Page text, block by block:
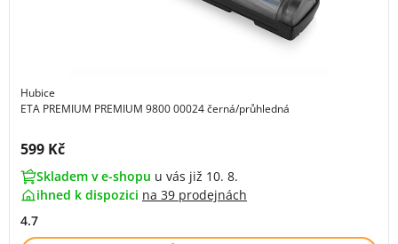
Hubice
ETA PREMIUM PREMIUM 9800 00024 černá/průhledná
Cena s DPH:
599 Kč
Skladem v e-shopu u vás již 10. 8.
ihned k dispozici na 39 prodejnách
4.7